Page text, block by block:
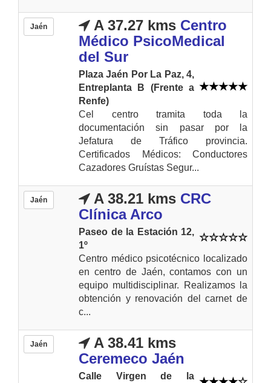
Jaén A 37.27 kms Centro
Médico PsicoMedical
del Sur
Plaza Jaén Por La Paz, 4,
Entreplanta B (Frente a
Renfe)
Cel centro tramita toda la
documentación sin pasar por la
Jefatura de Tráfico provincia.
Certificados Médicos: Conductores
Cazadores Gruístas Segur...
Jaén A 38.21 kms CRC
Clínica Arco
Paseo de la Estación 12,
1º
Centro médico psicotécnico localizado
en centro de Jaén, contamos con un
equipo multidisciplinar. Realizamos la
obtención y renovación del carnet de
c...
Jaén
A 38.41 kms
Ceremeco Jaén
Calle Virgen de la